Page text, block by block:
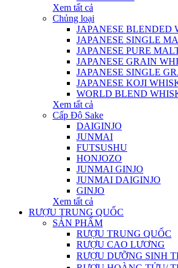
Xem tất cả
Chủng loại
JAPANESE BLENDED
JAPANESE SINGLE
JAPANESE PURE
JAPANESE GRAIN
JAPANESE SINGLE
JAPANESE KOJI
WORLD BLEND
Xem tất cả
Cấp Độ Sake
DAIGINJO
JUNMAI
FUTSUSHU
HONJOZO
JUNMAI GINJO
JUNMAI DAIGINJO
GINJO
Xem tất cả
RƯỢU TRUNG QUỐC
SẢN PHẨM
RƯỢU TRUNG QUỐC
RƯỢU CAO LƯƠNG
RƯỢU DƯỠNG SINH